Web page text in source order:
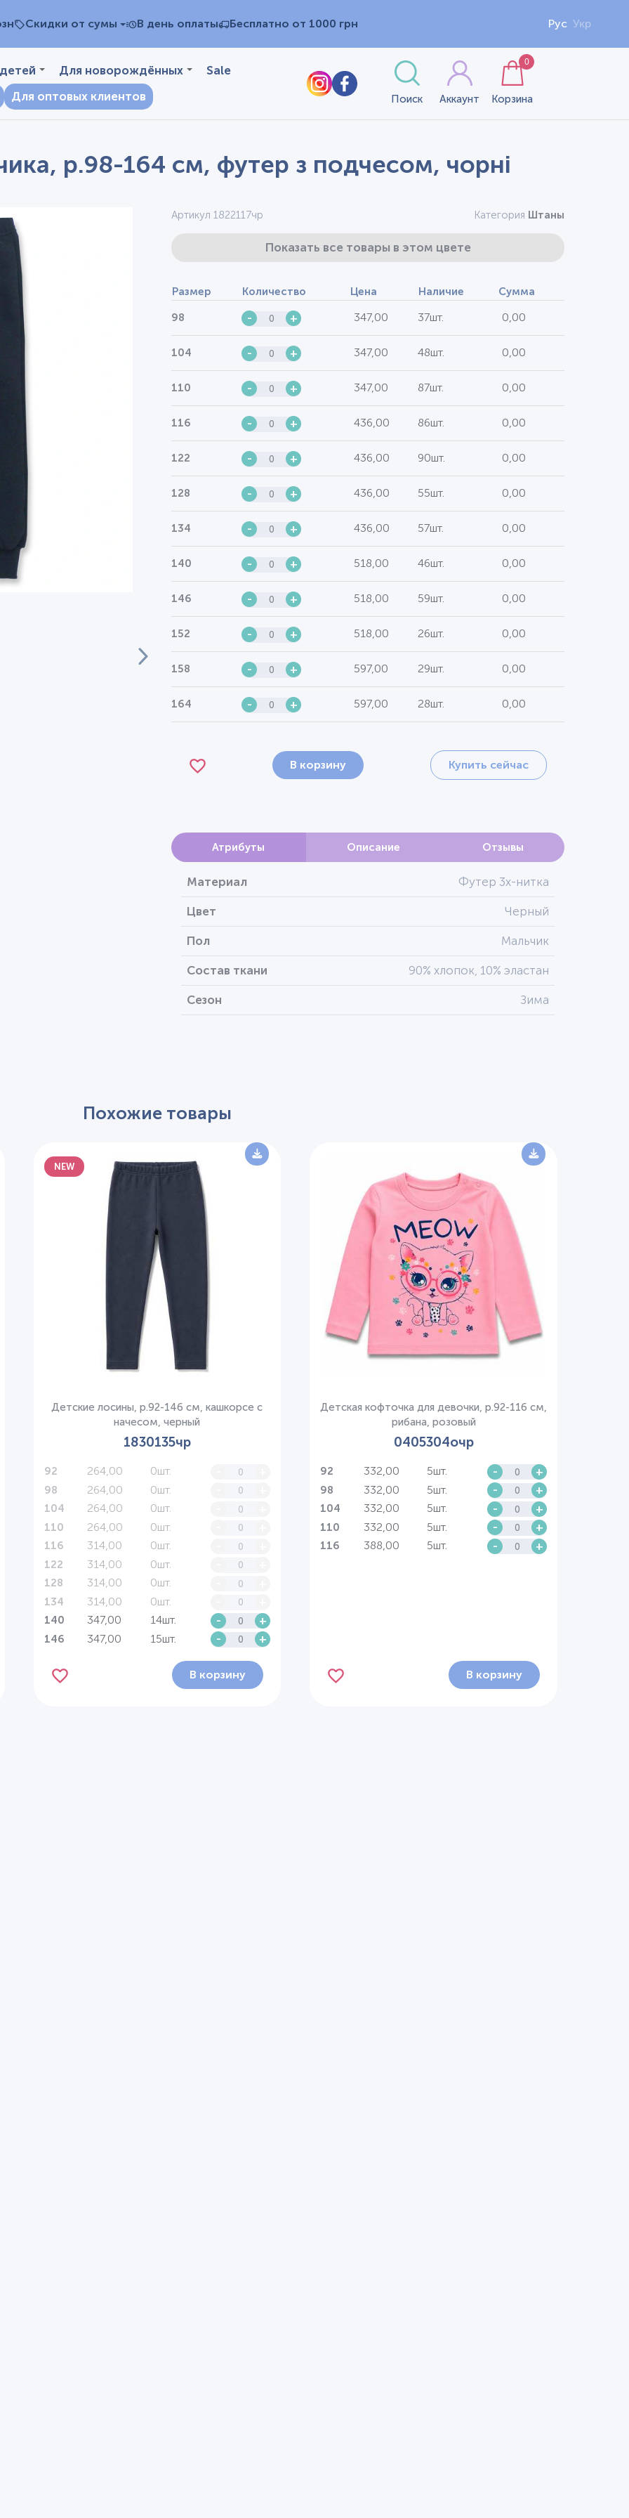
Скидки от сумы В день оплаты Бесплатно от 1000 грн Рус Укр
Для новорождённых
Sale
Для оптовых клиентов
Поиск Аккаунт Корзина
0
р.98-164 см, футер з подчесом, чорні
Артикул 1822117чр Категория Штаны
Показать все товары в этом цвете
Размер Количество Цена Наличие Сумма
98 - + 347,00 37шт. 0,00
104 - + 347,00 48шт. 0,00
110 - + 347,00 87шт. 0,00
116 - + 436,00 86шт. 0,00
122 - + 436,00 90шт. 0,00
128 - + 436,00 55шт. 0,00
134 - + 436,00 57шт. 0,00
140 - + 518,00 46шт. 0,00
146 - + 518,00 59шт. 0,00
152 - + 518,00 26шт. 0,00
158 - + 597,00 29шт. 0,00
164 - + 597,00 28шт. 0,00
В корзину Купить сейчас
Атрибуты Описание Отзывы
Материал Футер 3х-нитка
Цвет Черный
Пол Мальчик
Состав ткани 90% хлопок, 10% эластан
Сезон Зима
Похожие товары
NEW
Детские лосины, р.92-146 см, кашкорсе с
начесом, черный
1830135чр
92 264,00 0шт.
98 264,00 0шт.
104 264,00 0шт.
110 264,00 0шт.
116 314,00 0шт.
122 314,00 0шт.
128 314,00 0шт.
134 314,00 0шт.
140 347,00 14шт. - +
146 347,00 15шт. - +
В корзину
Детская кофточка для девочки, р.92-116 см,
рибана, розовый
0405304очр
92 332,00 5шт. - +
98 332,00 5шт. - +
104 332,00 5шт. - +
110 332,00 5шт. - +
116 388,00 5шт. - +
В корзину